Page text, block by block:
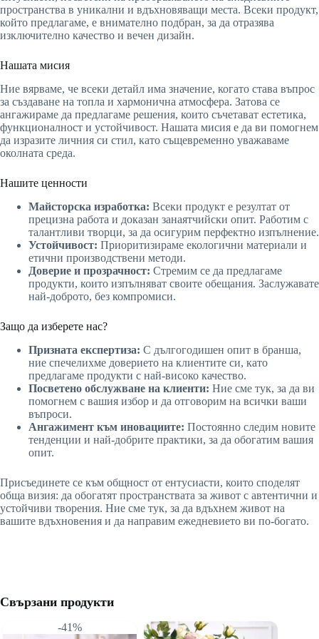
пространства в уникални и вдъхновяващи места. Всеки продукт,
който предлагаме, е внимателно подбран, за да отразява
изключително качество и вечен дизайн.
Нашата мисия
Ние вярваме, че всеки детайл има значение, когато става въпрос
за създаване на топла и хармонична атмосфера. Затова се
ангажираме да предлагаме решения, които съчетават естетика,
функционалност и устойчивост. Нашата мисия е да ви помогнем
да изразите личния си стил, като същевременно уважаваме
околната среда.
Нашите ценности
Майсторска изработка: Всеки продукт е резултат от
прецизна работа и доказан занаятчийски опит. Работим с
талантливи творци, за да осигурим перфектно изпълнение.
Устойчивост: Приоритизираме екологични материали и
етични производствени методи.
Доверие и прозрачност: Стремим се да предлагаме
продукти, които изпълняват своите обещания. Заслужавате
най-доброто, без компромиси.
Защо да изберете нас?
Призната експертиза: С дългогодишен опит в бранша,
ние спечелихме доверието на клиентите си, като
предлагаме продукти с най-високо качество.
Посветено обслужване на клиенти: Ние сме тук, за да ви
помогнем с вашия избор и да отговорим на всички ваши
въпроси.
Ангажимент към иновациите: Постоянно следим новите
тенденции и най-добрите практики, за да обогатим вашия
опит.
Присъединете се към общност от ентусиасти, които споделят
обща визия: да обогатят пространствата за живот с автентични и
устойчиви творения. Ние сме тук, за да вдъхнем живот на
вашите вдъхновения и да направим ежедневието ви по-богато.
Свързани продукти
-41%